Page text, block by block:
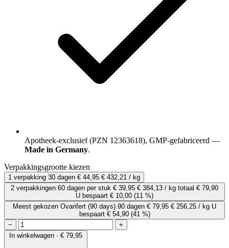
Apotheek-exclusief (PZN 12363618), GMP-gefabriceerd —
Made in Germany.
Verpakkingsgrootte kiezen
1 verpakking 30 dagen € 44,95 € 432,21 / kg
2 verpakkingen 60 dagen per stuk € 39,95 € 384,13 / kg totaal € 79,90
U bespaart € 10,00 (11 %)
Meest gekozen Ovarifert (90 days) 90 dagen € 79,95 € 256,25 / kg U
bespaart € 54,90 (41 %)
−
+
In winkelwagen · € 79,95